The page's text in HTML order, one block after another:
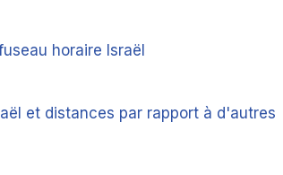
horaire Israël
et distances par rapport à d'autres